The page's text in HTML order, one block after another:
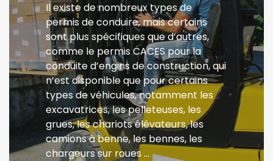
Il existe de nombreux types de
permis de conduire, mais certains
sont plus spécifiques que d’autres,
comme le permis CACES pour la
conduite d’engins de construction, qui
n’est disponible que pour certains
types de véhicules, notamment les
excavatrices, les pelleteuses, les
grues, les chariots élévateurs, les
camions à benne, les bennes, les
chargeurs sur roues …